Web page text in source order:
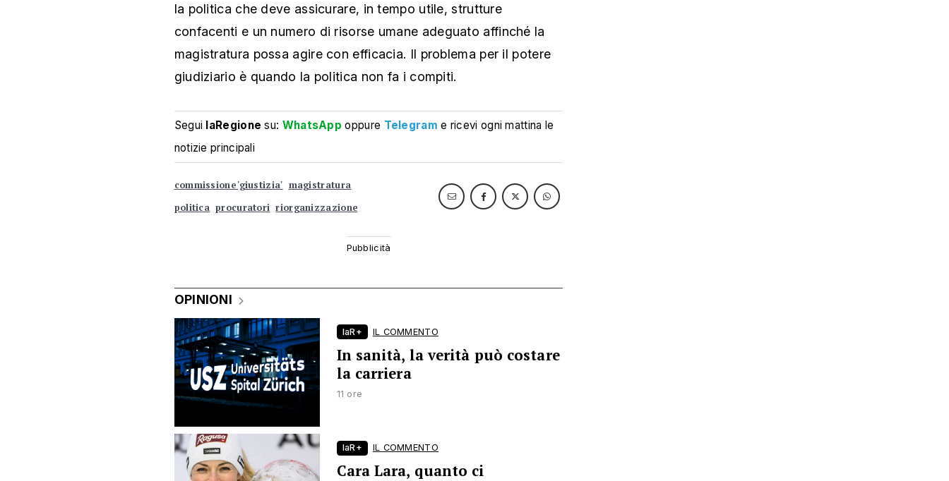
la politica che deve assicurare, in tempo utile, strutture
confacenti e un numero di risorse umane adeguato affinché la
magistratura possa agire con efficacia. Il problema per il potere
giudiziario è quando la politica non fa i compiti.
Segui laRegione su: WhatsApp oppure Telegram e ricevi ogni mattina le
notizie principali
commissione 'giustizia' magistratura
politica procuratori riorganizzazione
OPINIONI
laR+ IL COMMENTO
In sanità, la verità può costare
la carriera
11 ore
laR+ IL COMMENTO
Cara Lara, quanto ci